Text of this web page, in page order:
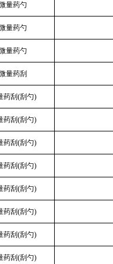
量药勺
量药勺
量药勺
量药刮
药刮(刮勺)
药刮(刮勺)
药刮(刮勺)
药刮(刮勺)
药刮(刮勺)
药刮(刮勺)
药刮(刮勺)
药刮(刮勺)